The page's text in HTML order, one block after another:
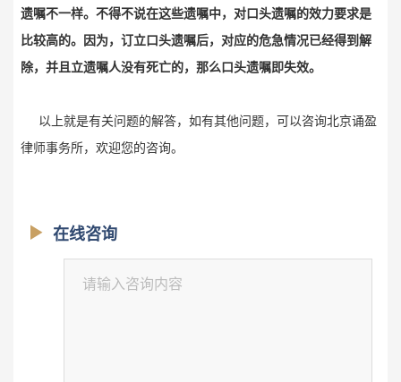
遗嘱不一样。不得不说在这些遗嘱中，对口头遗嘱的效力要求是
比较高的。因为，订立口头遗嘱后，对应的危急情况已经得到解
除，并且立遗嘱人没有死亡的，那么口头遗嘱即失效。
以上就是有关问题的解答，如有其他问题，可以咨询北京诵盈
律师事务所，欢迎您的咨询。
在线咨询